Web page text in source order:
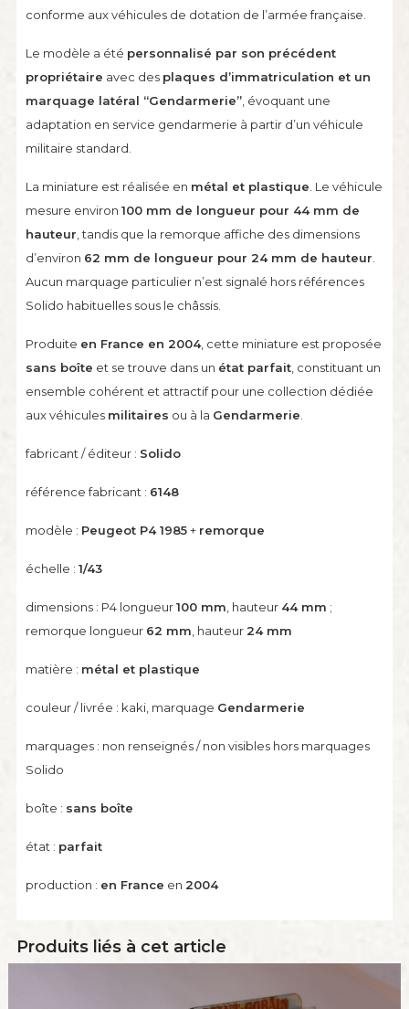
conforme aux véhicules de dotation de l’armée française.
Le modèle a été personnalisé par son précédent
propriétaire avec des plaques d’immatriculation et un
marquage latéral “Gendarmerie”, évoquant une
adaptation en service gendarmerie à partir d’un véhicule
militaire standard.
La miniature est réalisée en métal et plastique. Le véhicule
mesure environ 100 mm de longueur pour 44 mm de
hauteur, tandis que la remorque affiche des dimensions
d’environ 62 mm de longueur pour 24 mm de hauteur.
Aucun marquage particulier n’est signalé hors références
Solido habituelles sous le châssis.
Produite en France en 2004, cette miniature est proposée
sans boîte et se trouve dans un état parfait, constituant un
ensemble cohérent et attractif pour une collection dédiée
aux véhicules militaires ou à la Gendarmerie.
fabricant / éditeur : Solido
référence fabricant : 6148
modèle : Peugeot P4 1985+ remorque
échelle : 1/43
dimensions : P4 longueur100 mm, hauteur 44 mm ;
remorque longueur 62 mm, hauteur 24 mm
matière : métal et plastique
couleur / livrée : kaki, marquage Gendarmerie
marquages : non renseignés / non visibles hors marquages
Solido
boîte : sans boîte
état : parfait
production : en France en 2004
Produits liés à cet article